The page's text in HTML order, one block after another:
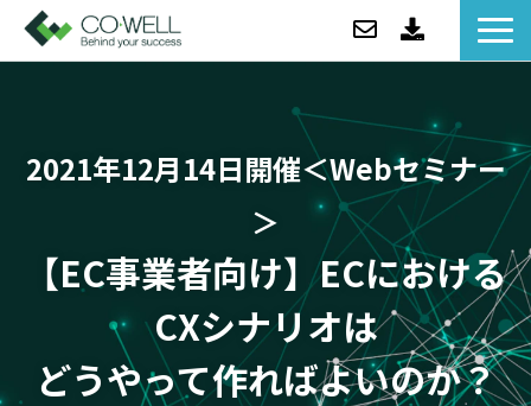
ソリューション
セミナー
事例紹介
お役立ち情報/BLOG
ニュース
企業情報
2021年12月14日開催＜Webセミナー
＞
【EC事業者向け】ECにおける
CXシナリオは
どうやって作ればよいのか？